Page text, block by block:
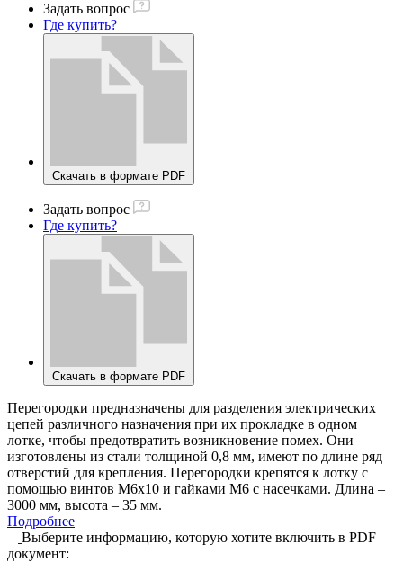
Задать вопрос
Где купить?
Скачать в формате PDF
Задать вопрос
Где купить?
Скачать в формате PDF
Перегородки предназначены для разделения электрических
цепей различного назначения при их прокладке в одном
лотке, чтобы предотвратить возникновение помех. Они
изготовлены из стали толщиной 0,8 мм, имеют по длине ряд
отверстий для крепления. Перегородки крепятся к лотку с
помощью винтов М6х10 и гайками М6 с насечками. Длина –
3000 мм, высота – 35 мм.
Подробнее
Выберите информацию, которую хотите включить в PDF
документ: